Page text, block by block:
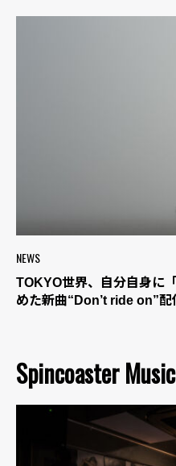
NEWS
TOKYO世界、自分自身に
めた新曲“Don’t ride on”配
Spincoaster